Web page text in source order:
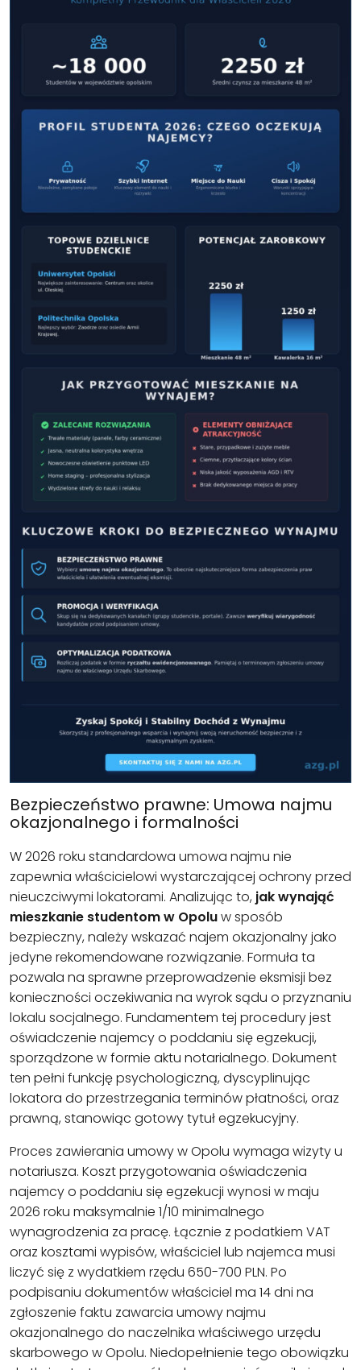
Bezpieczeństwo prawne: Umowa najmu
okazjonalnego i formalności
W 2026 roku standardowa umowa najmu nie
zapewnia właścicielowi wystarczającej ochrony przed
nieuczciwymi lokatorami. Analizując to, jak wynająć
mieszkanie studentom w Opoluw sposób
bezpieczny, należy wskazać najem okazjonalny jako
jedyne rekomendowane rozwiązanie. Formuła ta
pozwala na sprawne przeprowadzenie eksmisji bez
konieczności oczekiwania na wyrok sądu o przyznaniu
lokalu socjalnego. Fundamentem tej procedury jest
oświadczenie najemcy o poddaniu się egzekucji,
sporządzone w formie aktu notarialnego. Dokument
ten pełni funkcję psychologiczną, dyscyplinując
lokatora do przestrzegania terminów płatności, oraz
prawną, stanowiąc gotowy tytuł egzekucyjny.
Proces zawierania umowy w Opolu wymaga wizyty u
notariusza. Koszt przygotowania oświadczenia
najemcy o poddaniu się egzekucji wynosi w maju
2026 roku maksymalnie 1/10 minimalnego
wynagrodzenia za pracę. Łącznie z podatkiem VAT
oraz kosztami wypisów, właściciel lub najemca musi
liczyć się z wydatkiem rzędu 650-700 PLN. Po
podpisaniu dokumentów właściciel ma 14 dni na
zgłoszenie faktu zawarcia umowy najmu
okazjonalnego do naczelnika właściwego urzędu
skarbowego w Opolu. Niedopełnienie tego obowiązku